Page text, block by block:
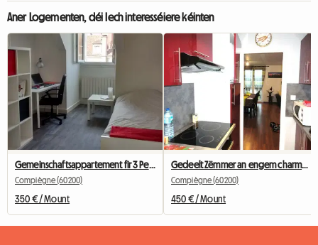
Aner Logementen, déi Iech interesséiere kéinten
Gemeinschaftsappartement fir 3 Persounen am Stadzentrum an engem klenge Gebai, Parkplaz
Compiègne (60200)
350 € / Mount
Gedeelt Zëmmer an engem charmante Miwwelen F4 fir 3
Compiègne (60200)
450 € / Mount